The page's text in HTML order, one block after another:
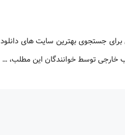
برای جستجوی بهترین سایت های دانلود
خارجی توسط خوانندگان این مطلب، …